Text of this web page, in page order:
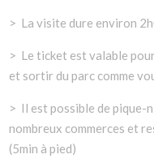
> La visite dure environ
> Le ticket est valable
et sortir du parc comme
> Il est possible de pique-
nombreux commerces et
(5min à pied)